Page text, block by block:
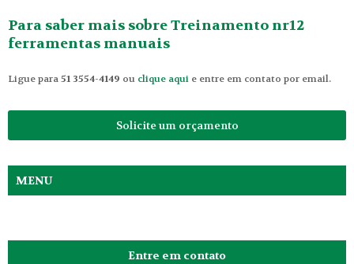
Para saber mais sobre Treinamento nr12
ferramentas manuais
Ligue para51 3554-4149 ou clique aqui e entre em contato por email.
Solicite um orçamento
MENU
Entre em contato